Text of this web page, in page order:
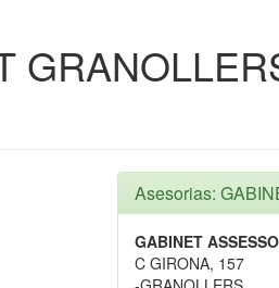
Asesorias:
GABINET
C GIRONA, 157